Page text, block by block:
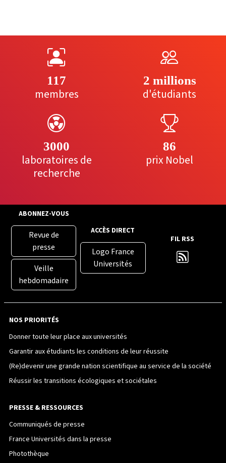
117
membres
2 millions
d'étudiants
3000
laboratoires de
recherche
86
prix Nobel
ABONNEZ-VOUS
Revue de
presse
Veille
hebdomadaire
ACCÈS DIRECT
Logo France
Universités
FIL RSS
NOS PRIORITÉS
Donner toute leur place aux universités
Garantir aux étudiants les conditions de leur réussite
(Re)devenir une grande nation scientifique au service de la société
Réussir les transitions écologiques et sociétales
PRESSE & RESSOURCES
Communiqués de presse
France Universités dans la presse
Photothèque